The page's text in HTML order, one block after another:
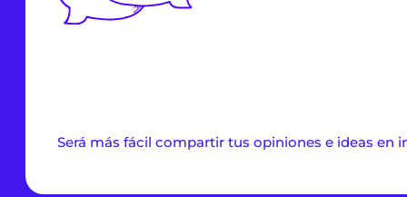
Será más fácil compartir tus opiniones e ideas en